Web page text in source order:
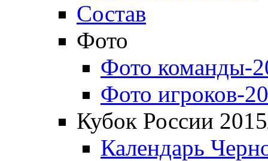
Состав
Фото
Фото команды-
Фото игроков-
Кубок России
Календарь